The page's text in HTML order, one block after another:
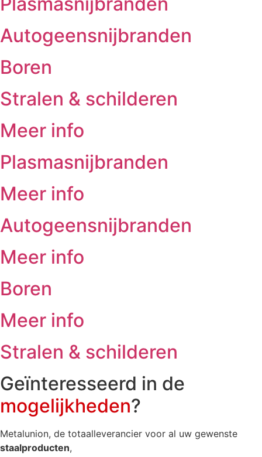
Autogeensnijbranden
Boren
Stralen & schilderen
Meer info
Plasmasnijbranden
Meer info
Autogeensnijbranden
Meer info
Boren
Meer info
Stralen & schilderen
Geïnteresseerd in de
mogelijkheden?
Metalunion, de totaalleverancier voor al uw gewenste
staalproducten,